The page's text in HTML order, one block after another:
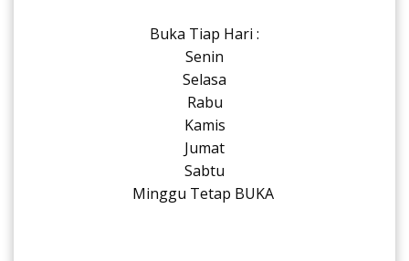
Buka Tiap Hari :
Senin
Selasa
Rabu
Kamis
Jumat
Sabtu
Minggu Tetap BUKA